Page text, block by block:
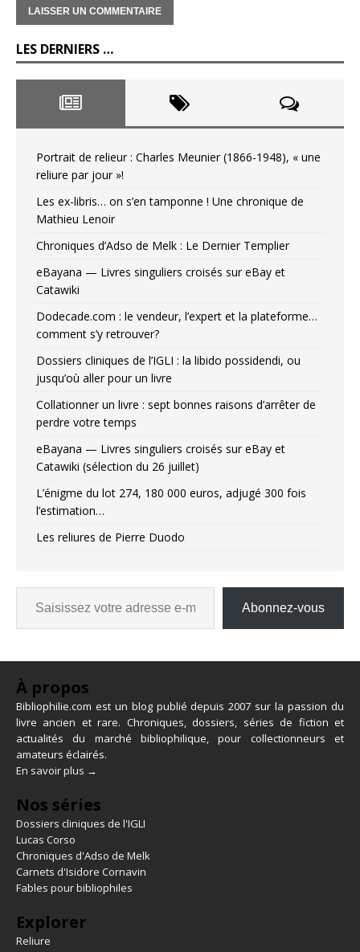
LES DERNIERS …
Portrait de relieur : Charles Meunier (1866-1948), « une
reliure par jour »!
Les ex-libris… on s’en tamponne ! Une chronique de
Mathieu Lenoir
Chroniques d’Adso de Melk : Le Dernier Templier
eBayana — Livres singuliers croisés sur eBay et
Catawiki
Dodecade.com : le vendeur, l’expert et la plateforme…
comment s’y retrouver?
Dossiers cliniques de l’IGLI : la libido possidendi, ou
jusqu’où aller pour un livre
Collationner un livre : sept bonnes raisons d’arrêter de
perdre votre temps
eBayana — Livres singuliers croisés sur eBay et
Catawiki (sélection du 26 juillet)
L’énigme du lot 274, 180 000 euros, adjugé 300 fois
l’estimation…
Les reliures de Pierre Duodo
Abonnez-vous
À propos
Bibliophilie.com est un blog publié depuis 2007 sur la passion du
livre ancien et rare. Chroniques, dossiers, séries de fiction et
actualités du marché bibliophilique, pour collectionneurs et
amateurs éclairés.
En savoir plus →
Nos séries
Dossiers cliniques de l'IGLI
Lucas Corso
Chroniques d'Adso de Melk
Carnets d'Isidore Cornavin
Fables pour bibliophiles
Explorer
Reliure